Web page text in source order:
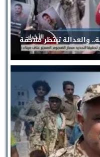
والعدالة تنتظر ملاحقة